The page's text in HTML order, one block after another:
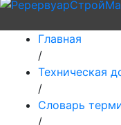
Главная
/
Техническая
/
Словарь
/